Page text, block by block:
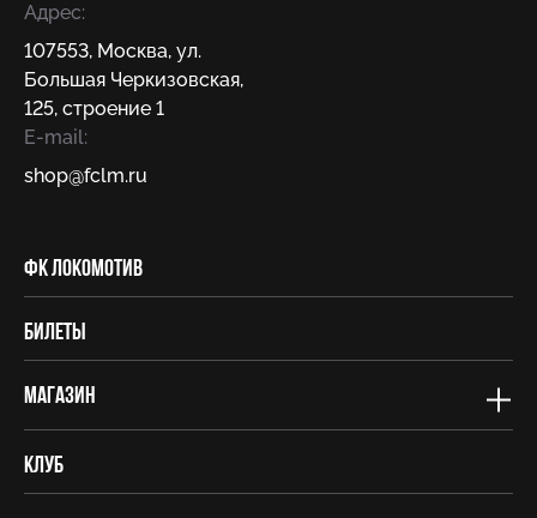
Адрес:
107553, Москва, ул.
Большая Черкизовская,
125, строение 1
E-mail:
shop@fсlm.ru
ФК Локомотив
Билеты
Магазин
Клуб